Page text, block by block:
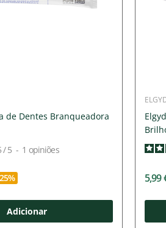
de Dentes Branqueadora
/ 5 - 1 opiniões
Adicionar
5,99